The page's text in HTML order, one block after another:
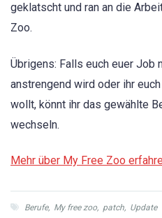
geklatscht und ran an die
Zoo.
Übrigens: Falls euch euer Job
anstrengend wird oder ihr
wollt, könnt ihr das gewählte
wechseln.
Mehr über My Free Zoo
Berufe, My free zoo, patch, Update